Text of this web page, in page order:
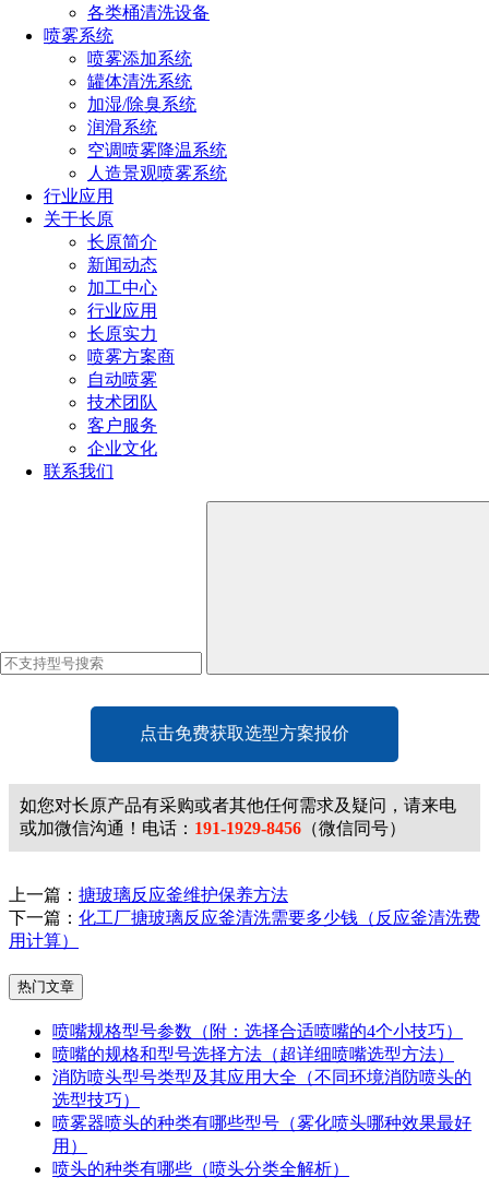
各类桶清洗设备
喷雾系统
喷雾添加系统
罐体清洗系统
加湿/除臭系统
润滑系统
空调喷雾降温系统
人造景观喷雾系统
行业应用
关于长原
长原简介
新闻动态
加工中心
行业应用
长原实力
喷雾方案商
自动喷雾
技术团队
客户服务
企业文化
联系我们
长原360三维旋转清洗喷嘴
上，中高压 高 远射程 冲击力强配合伸缩杆的复合运动实现自
动化清洗作业。常用于生物发酵，生物制药，食品饮料，化学
加工，石油化工，制糖车间，大型酱油/食用油厂，锂电电解
液等200+行业的各类各类反应釜、发酵罐、储罐、搅拌罐、
槽罐、罐车、水箱，吨罐吨桶、船舱等工业容器的内壁高冲击
点击免费获取选型方案报价
如您对长原产品有采购或者其他任何需求及疑问，请来电
或加微信沟通！电话： 191-1929-8456 （微信同号）
上一篇： 搪玻璃反应釜维护保养方法
下一篇： 化工厂搪玻璃反应釜清洗需要多少钱（反应釜清洗费
用计算）
热门文章
喷嘴规格型号参数（附：选择合适喷嘴的4个小技巧）
喷嘴的规格和型号选择方法（超详细喷嘴选型方法）
消防喷头型号类型及其应用大全（不同环境消防喷头的
选型技巧）
喷雾器喷头的种类有哪些型号（雾化喷头哪种效果最好
用）
喷头的种类有哪些（喷头分类全解析）